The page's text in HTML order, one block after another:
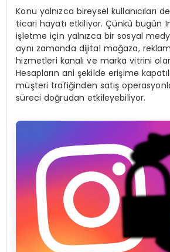
Konu yalnızca bireysel kullanıcıları
ticari hayatı etkiliyor. Çünkü bugün
işletme için yalnızca bir sosyal
aynı zamanda dijital mağaza,
hizmetleri kanalı ve marka vitrini
Hesapların ani şekilde erişime
müşteri trafiğinden satış
süreci doğrudan etkileyebiliyor.